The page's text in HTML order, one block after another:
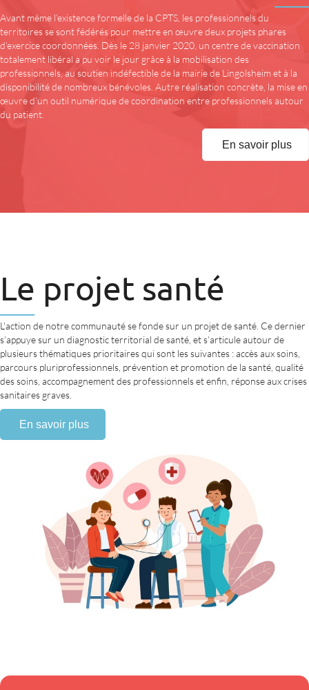
Avant même l’existence formelle de la CPTS, les professionnels du
territoires se sont fédérés pour mettre en œuvre deux projets phares
d’exercice coordonnées. Dès le 28 janvier 2020, un centre de vaccination
totalement libéral a pu voir le jour grâce à la mobilisation des
professionnels, au soutien indéfectible de la mairie de Lingolsheim et à la
disponibilité de nombreux bénévoles. Autre réalisation concrète, la mise en
œuvre d’un outil numérique de coordination entre professionnels autour
du patient.
En savoir plus
Le projet santé
L'action de notre communauté se fonde sur un projet de santé. Ce dernier
s’appuye sur un diagnostic territorial de santé, et s’articule autour de
plusieurs thématiques prioritaires qui sont les suivantes : accès aux soins,
parcours pluriprofessionnels, prévention et promotion de la santé, qualité
des soins, accompagnement des professionnels et enfin, réponse aux crises
sanitaires graves.
En savoir plus